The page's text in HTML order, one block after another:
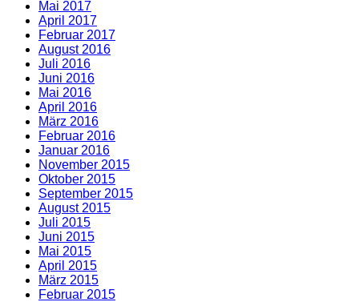
Mai 2017
April 2017
Februar 2017
August 2016
Juli 2016
Juni 2016
Mai 2016
April 2016
März 2016
Februar 2016
Januar 2016
November 2015
Oktober 2015
September 2015
August 2015
Juli 2015
Juni 2015
Mai 2015
April 2015
März 2015
Februar 2015